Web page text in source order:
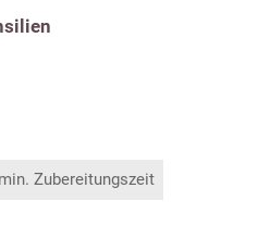
Zubereitungszeit